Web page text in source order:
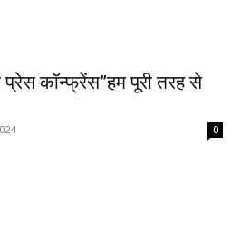
कॉन्फ्रेंस”हम पूरी तरह से
0